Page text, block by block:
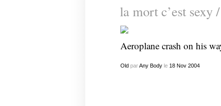
la mort c’est sexy
Aeroplane crash on his
OldparAny Bodyle 18 Nov 2004